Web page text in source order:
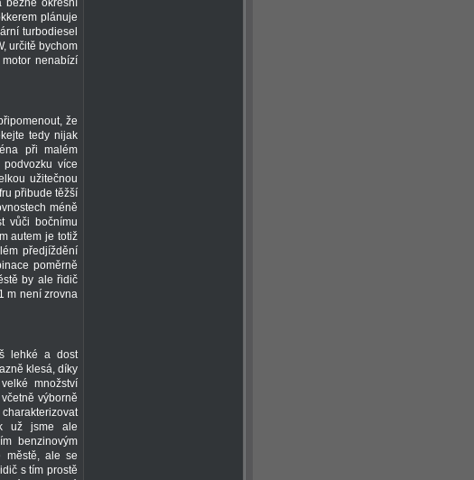
běžné okresní
plánuje
turbodiesel
určitě bychom
nenabízí
že
tedy nijak
při malém
více
užitečnou
přibude těžší
méně
vůči bočnímu
autem je totiž
předjíždění
poměrně
by ale řidič
m není zrovna
lehké a dost
klesá, díky
množství
výborně
už jsme ale
benzinovým
městě, ale se
s tím prostě